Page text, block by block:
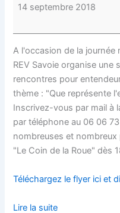
14 septembre 2018
A l'occasion de la journée
REV Savoie organise une
rencontres pour
thème : "Que représente
Inscrivez-vous par mail à
par téléphone au 06 06
nombreuses et
"Le Coin de la Roue" dès
Téléchargez le flyer ici et
Lire la suite